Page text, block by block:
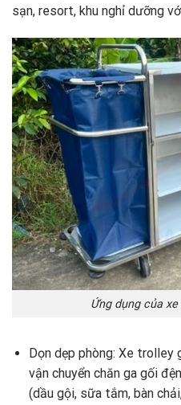
sạn, resort, khu nghỉ dưỡng
Ứng dụng của
Dọn dẹp phòng: Xe trolley
vận chuyển chăn ga gối
(dầu gội, sữa tắm, bàn